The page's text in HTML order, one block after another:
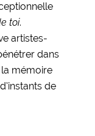
toi.
artistes-
dans
la mémoire
de